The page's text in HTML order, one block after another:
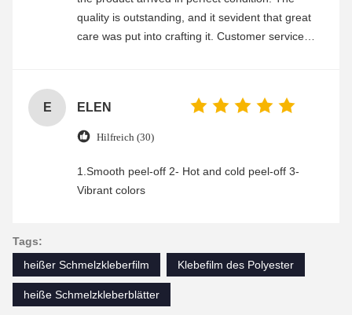
quality is outstanding, and it sevident that great
care was put into crafting it. Customer service
E ELEN
Hilfreich (30)
1.Smooth peel-off 2- Hot and cold peel-off 3-
Vibrant colors
Tags:
heißer Schmelzkleberfilm
Klebefilm des Polyester
heiße Schmelzkleberblätter